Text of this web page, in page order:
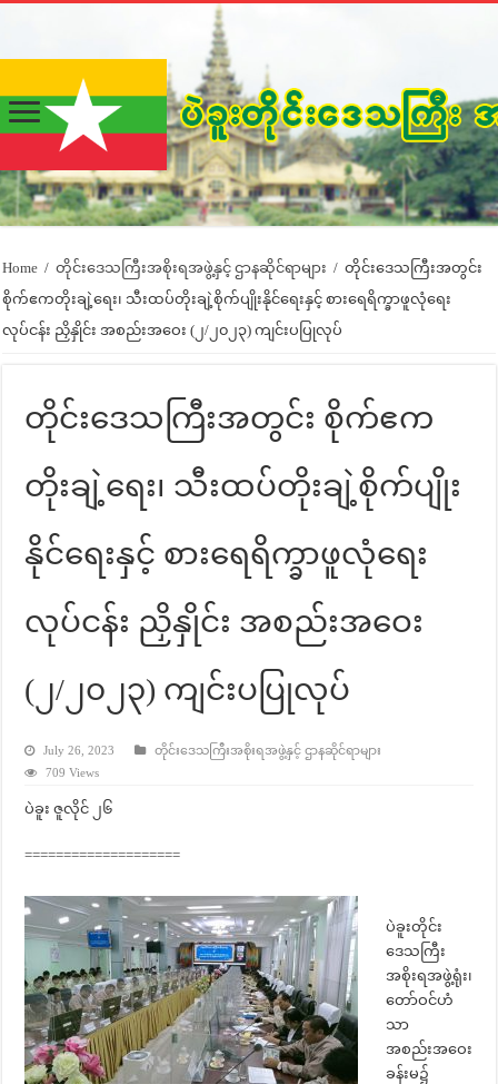
Home / တိုင်းဒေသကြီးအစိုးရအဖွဲ့နှင့် ဌာနဆိုင်ရာများ / တိုင်းဒေသကြီးအတွင်း
စိုက်ဧကတိုးချဲ့ရေး၊ သီးထပ်တိုးချဲ့စိုက်ပျိုးနိုင်ရေးနှင့် စားရေရိက္ခာဖူလုံရေး
လုပ်ငန်း ညှိနှိုင်း အစည်းအဝေး (၂/၂၀၂၃) ကျင်းပပြုလုပ်
တိုင်းဒေသကြီးအတွင်း စိုက်ဧက
တိုးချဲ့ရေး၊ သီးထပ်တိုးချဲ့စိုက်ပျိုး
နိုင်ရေးနှင့် စားရေရိက္ခာဖူလုံရေး
လုပ်ငန်း ညှိနှိုင်း အစည်းအဝေး
(၂/၂၀၂၃) ကျင်းပပြုလုပ်
July 26, 2023
တိုင်းဒေသကြီးအစိုးရအဖွဲ့နှင့် ဌာနဆိုင်ရာများ
709 Views
ပဲခူး ဇူလိုင် ၂၆
====================
ပဲခူးတိုင်း
ဒေသကြီး
အစိုးရအဖွဲ့ရုံး၊
တော်ဝင်ဟံ
သာ
အစည်းအဝေး
ခန်းမ၌